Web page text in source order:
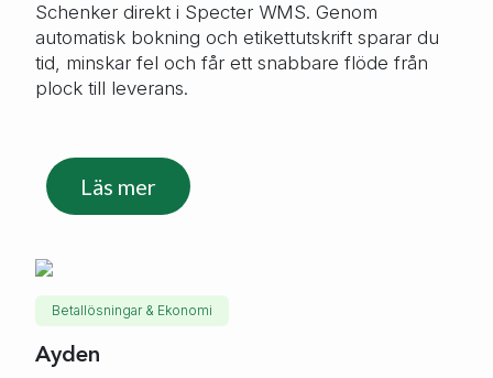
Schenker direkt i Specter WMS. Genom
automatisk bokning och etikettutskrift sparar du
tid, minskar fel och får ett snabbare flöde från
plock till leverans.
Läs mer
Betallösningar & Ekonomi
Ayden